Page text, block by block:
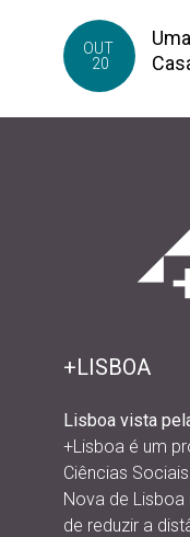
OUT
20
+LISBOA
Lisboa vista
+Lisboa é um
Ciências
Nova de Lisboa
de reduzir a